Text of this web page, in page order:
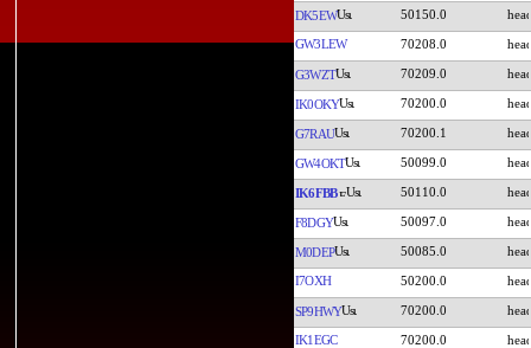
DK5EW 50150.0
GW3LEW 70208.0
G3WZT 70209.0
IK0OKY 70200.0
G7RAU 70200.1
GW4OKT 50099.0
IK6FBB 50110.0
F8DGY 50097.0
M0DEP 50085.0
I7OXH 50200.0
SP9HWY 70200.0
IK1EGC 70200.0